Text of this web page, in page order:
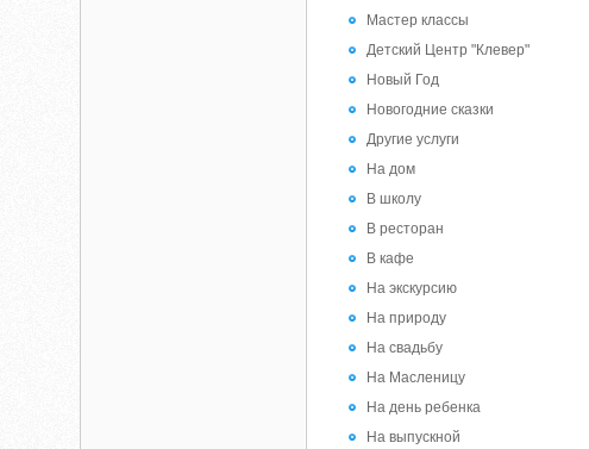
Мастер классы
Детский Центр "Клевер"
Новый Год
Новогодние сказки
Другие услуги
На дом
В школу
В ресторан
В кафе
На экскурсию
На природу
На свадьбу
На Масленицу
На день ребенка
На выпускной